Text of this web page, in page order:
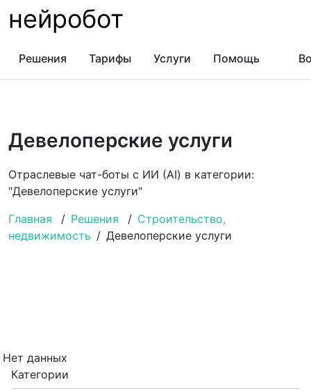
нейробот
Решения Тарифы Услуги Помощь
Девелоперские услуги
Отраслевые чат-боты с ИИ (AI) в категории:
"Девелоперские услуги"
Главная
/ Решения / Строительство,
недвижимость / Девелоперские услуги
Категории
Нет данных